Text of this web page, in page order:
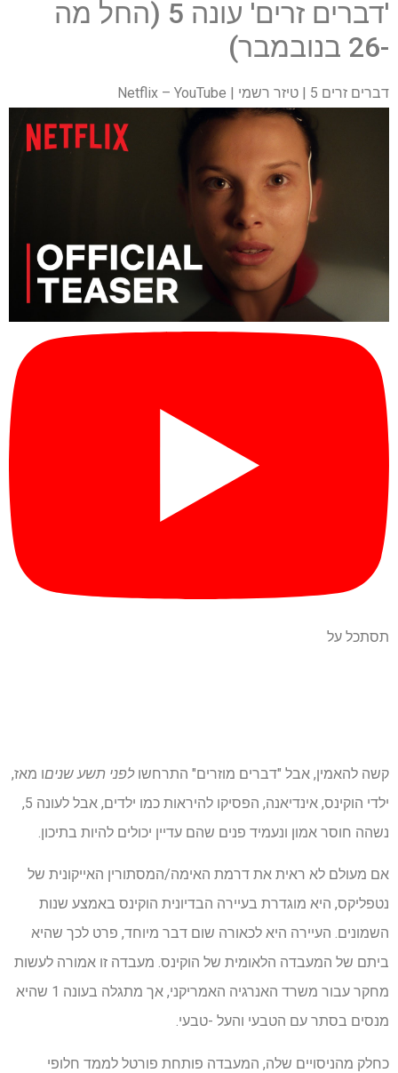
'דברים זרים' עונה 5 (החל מה
-26 בנובמבר)
דברים זרים 5 | טיזר רשמי | Netflix – YouTube
תסתכל על
קשה להאמין, אבל "דברים מוזרים" התרחשולפני תשע שניםו מאז,
ילדי הוקינס, אינדיאנה, הפסיקו להיראות כמו ילדים, אבל לעונה 5,
נשהה חוסר אמון ונעמיד פנים שהם עדיין יכולים להיות בתיכון.
אם מעולם לא ראית את דרמת האימה/המסתורין האייקונית של
נטפליקס, היא מוגדרת בעיירה הבדיונית הוקינס באמצע שנות
השמונים. העיירה היא לכאורה שום דבר מיוחד, פרט לכך שהיא
ביתם של המעבדה הלאומית של הוקינס. מעבדה זו אמורה לעשות
מחקר עבור משרד האנרגיה האמריקני, אך מתגלה בעונה 1 שהיא
מנסים בסתר עם הטבעי והעל -טבעי.
כחלק מהניסויים שלה, המעבדה פותחת פורטל לממד חלופי